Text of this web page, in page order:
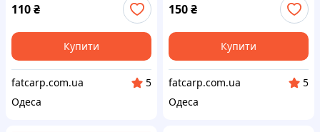
110₴
Купити
fatcarp.com.ua
5
Одеса
150₴
Купити
fatcarp.com.ua
5
Одеса